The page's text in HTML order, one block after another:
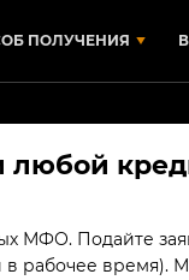
ПОЛУЧЕНИЯ
любой
МФО. Подайте
рабочее время).